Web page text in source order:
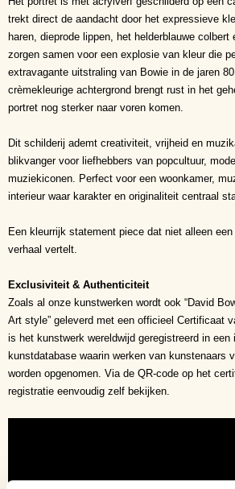
trekt direct de aandacht door het expressieve
haren, dieprode lippen, het helderblauwe colbert
zorgen samen voor een explosie van kleur die
extravagante uitstraling van Bowie in de jaren
crèmekleurige achtergrond brengt rust in het
portret nog sterker naar voren komen.
Dit schilderij ademt creativiteit, vrijheid en
blikvanger voor liefhebbers van popcultuur,
muziekiconen. Perfect voor een woonkamer,
interieur waar karakter en originaliteit centraal
Een kleurrijk statement piece dat niet alleen
verhaal vertelt.
Exclusiviteit & Authenticiteit
Zoals al onze kunstwerken wordt ook “David
Art style” geleverd met een officieel Certificaat
is het kunstwerk wereldwijd geregistreerd in een
kunstdatabase waarin werken van kunstenaars
worden opgenomen. Via de QR-code op het
registratie eenvoudig zelf bekijken.